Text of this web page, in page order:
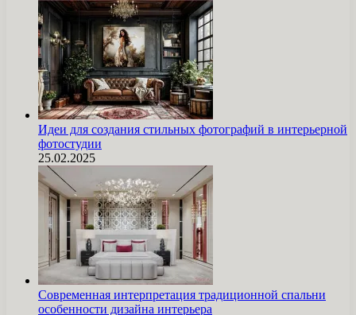
Идеи для создания стильных фотографий в интерьерной
фотостудии
25.02.2025
Современная интерпретация традиционной спальни
особенности дизайна интерьера